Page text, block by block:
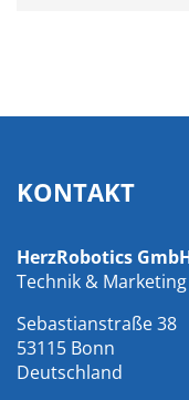
KONTAKT
HerzRobotics
Technik & Marketing
Sebastianstraße 38
53115 Bonn
Deutschland